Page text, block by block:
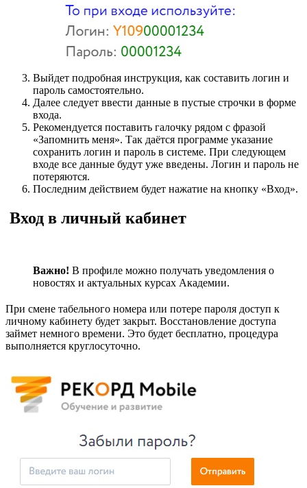
Выйдет подробная инструкция, как составить логин и
пароль самостоятельно.
Далее следует ввести данные в пустые строчки в форме
входа.
Рекомендуется поставить галочку рядом с фразой
«Запомнить меня». Так даётся программе указание
сохранить логин и пароль в системе. При следующем
входе все данные будут уже введены. Логин и пароль не
потеряются.
Последним действием будет нажатие на кнопку «Вход».
Вход в личный кабинет
Важно! В профиле можно получать уведомления о
новостях и актуальных курсах Академии.
При смене табельного номера или потере пароля доступ к
личному кабинету будет закрыт. Восстановление доступа
займет немного времени. Это будет бесплатно, процедура
выполняется круглосуточно.